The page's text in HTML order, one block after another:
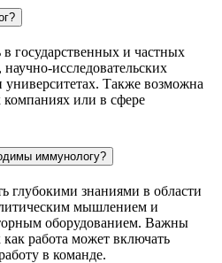
государственных и частных
исследовательских
университетах. Также возможна
компаниях или в сфере
иммунологу?
глубокими знаниями в области
мышлением и
оборудованием. Важны
работа может включать
в команде.